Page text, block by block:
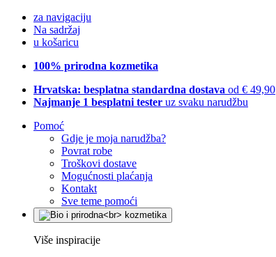
za navigaciju
Na sadržaj
u košaricu
100% prirodna kozmetika
Hrvatska: besplatna standardna dostava od € 49,90
Najmanje 1 besplatni tester uz svaku narudžbu
Pomoć
Gdje je moja narudžba?
Povrat robe
Troškovi dostave
Mogućnosti plaćanja
Kontakt
Sve teme pomoći
Više inspiracije